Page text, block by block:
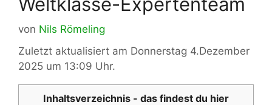
von Nils Römeling
Zuletzt aktualisiert am Donnerstag 4.Dezember
2025 um 13:09 Uhr.
Inhaltsverzeichnis - das findest du hier